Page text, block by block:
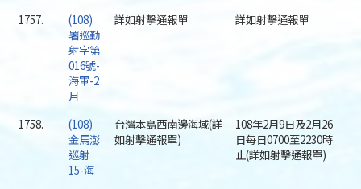
1757.
(108)
署巡勤
射字第
016號-
海軍-2
月
詳如射擊通報單 詳如射擊通報單
1758.
(108)
金馬澎
巡射
15-海
台灣本島西南邊海域(詳
如射擊通報單)
108年2月9日及2月26
日每日0700至2230時
止(詳如射擊通報單)